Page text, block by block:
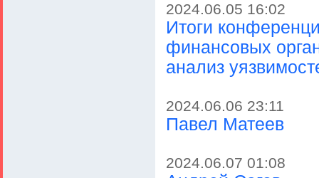
2024.06.05 16:02
Итоги
финансовых
анализ
2024.06.06 23:11
Павел Матеев
2024.06.07 01:08